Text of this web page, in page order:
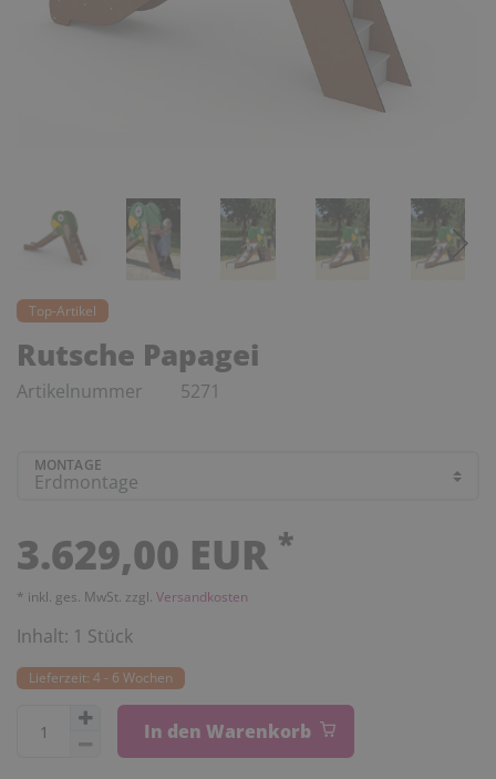
Top-Artikel
Rutsche Papagei
Artikelnummer 5271
MONTAGE
3.629,00 EUR *
* inkl. ges. MwSt. zzgl. Versandkosten
Inhalt: 1 Stück
Lieferzeit: 4 - 6 Wochen
In den Warenkorb